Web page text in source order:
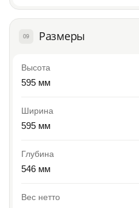
09 Размеры
Высота
595 мм
Ширина
595 мм
Глубина
546 мм
Вес нетто